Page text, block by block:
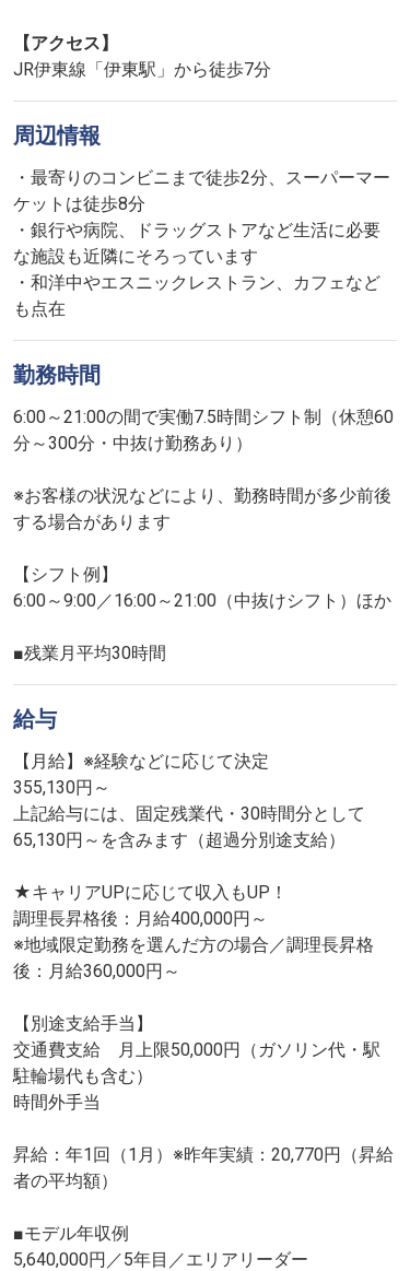
【アクセス】
JR伊東線「伊東駅」から徒歩7分
周辺情報
・最寄りのコンビニまで徒歩2分、スーパーマー
ケットは徒歩8分
・銀行や病院、ドラッグストアなど生活に必要
な施設も近隣にそろっています
・和洋中やエスニックレストラン、カフェなど
も点在
勤務時間
6:00～21:00の間で実働7.5時間シフト制（休憩60
分～300分・中抜け勤務あり）
※お客様の状況などにより、勤務時間が多少前後
する場合があります
【シフト例】
6:00～9:00／16:00～21:00（中抜けシフト）ほか
■残業月平均30時間
給与
【月給】※経験などに応じて決定
355,130円～
上記給与には、固定残業代・30時間分として
65,130円～を含みます（超過分別途支給）
★キャリアUPに応じて収入もUP！
調理長昇格後：月給400,000円～
※地域限定勤務を選んだ方の場合／調理長昇格
後：月給360,000円～
【別途支給手当】
交通費支給 月上限50,000円（ガソリン代・駅
駐輪場代も含む）
時間外手当
昇給：年1回（1月）※昨年実績：20,770円（昇給
者の平均額）
■モデル年収例
5,640,000円／5年目／エリアリーダー